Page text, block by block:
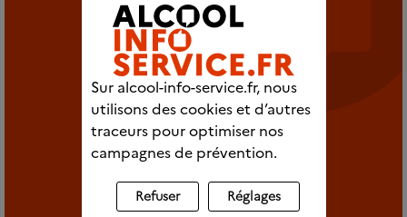
Sur alcool-info-service.fr, nous
utilisons des cookies et d’autres
traceurs pour optimiser nos
campagnes de prévention.
Refuser Réglages